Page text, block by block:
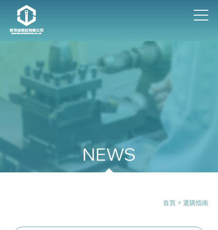
選購指南
首頁 > 選購指南